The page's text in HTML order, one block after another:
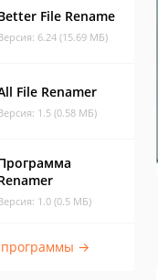
File Rename
6.24 (15.69 МБ)
File Renamer
1.5 (0.58 МБ)
1.0 (0.5 МБ)
программы →